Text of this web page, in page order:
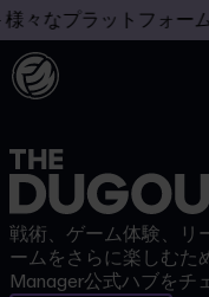
なプラットフォーム
戦術、ゲーム体験、リ
ームをさらに楽しむた
Manager公式ハブをチ